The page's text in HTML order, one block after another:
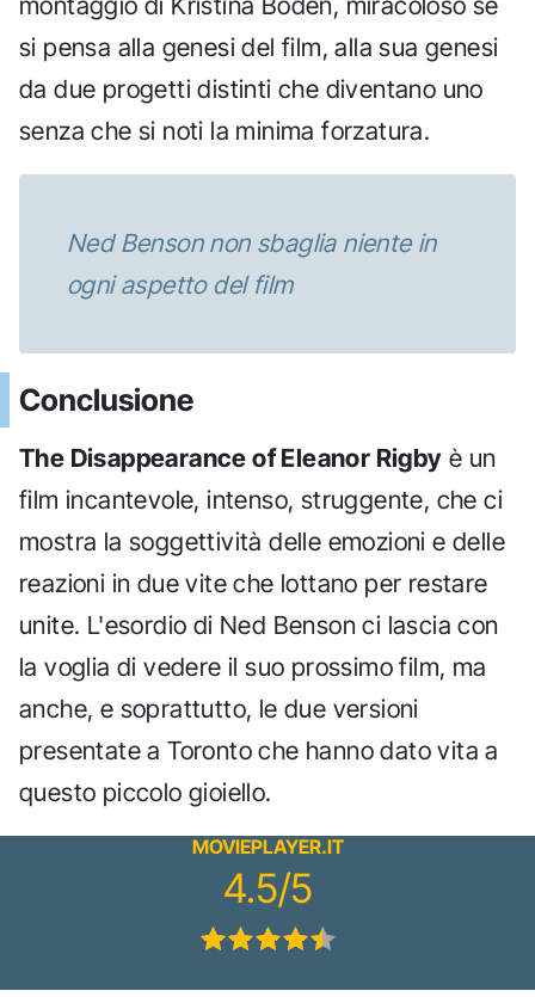
si pensa alla genesi del film, alla sua genesi
da due progetti distinti che diventano uno
senza che si noti la minima forzatura.
Ned Benson non sbaglia niente in
ogni aspetto del film
Conclusione
The Disappearance of Eleanor Rigby è un
film incantevole, intenso, struggente, che ci
mostra la soggettività delle emozioni e delle
reazioni in due vite che lottano per restare
unite. L'esordio di Ned Benson ci lascia con
la voglia di vedere il suo prossimo film, ma
anche, e soprattutto, le due versioni
presentate a Toronto che hanno dato vita a
questo piccolo gioiello.
MOVIEPLAYER.IT
4.5/5